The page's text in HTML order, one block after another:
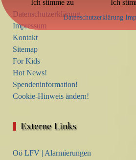
Datenschutzerklärung
Impressum
Kontakt
Sitemap
For Kids
Hot News!
Spendeninformation!
Cookie-Hinweis ändern!
Externe Links
Oö LFV | Alarmierungen
Ich stimme zu Ich
Datenschutzerklärung